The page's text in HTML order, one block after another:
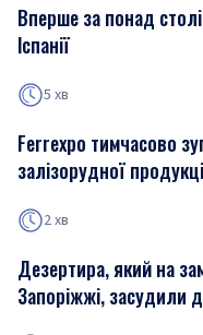
Вперше за понад
Іспанії
5 хв
Ferrexpo тимчасово
залізорудної
2 хв
Дезертира, який на
Запоріжжі, засудили